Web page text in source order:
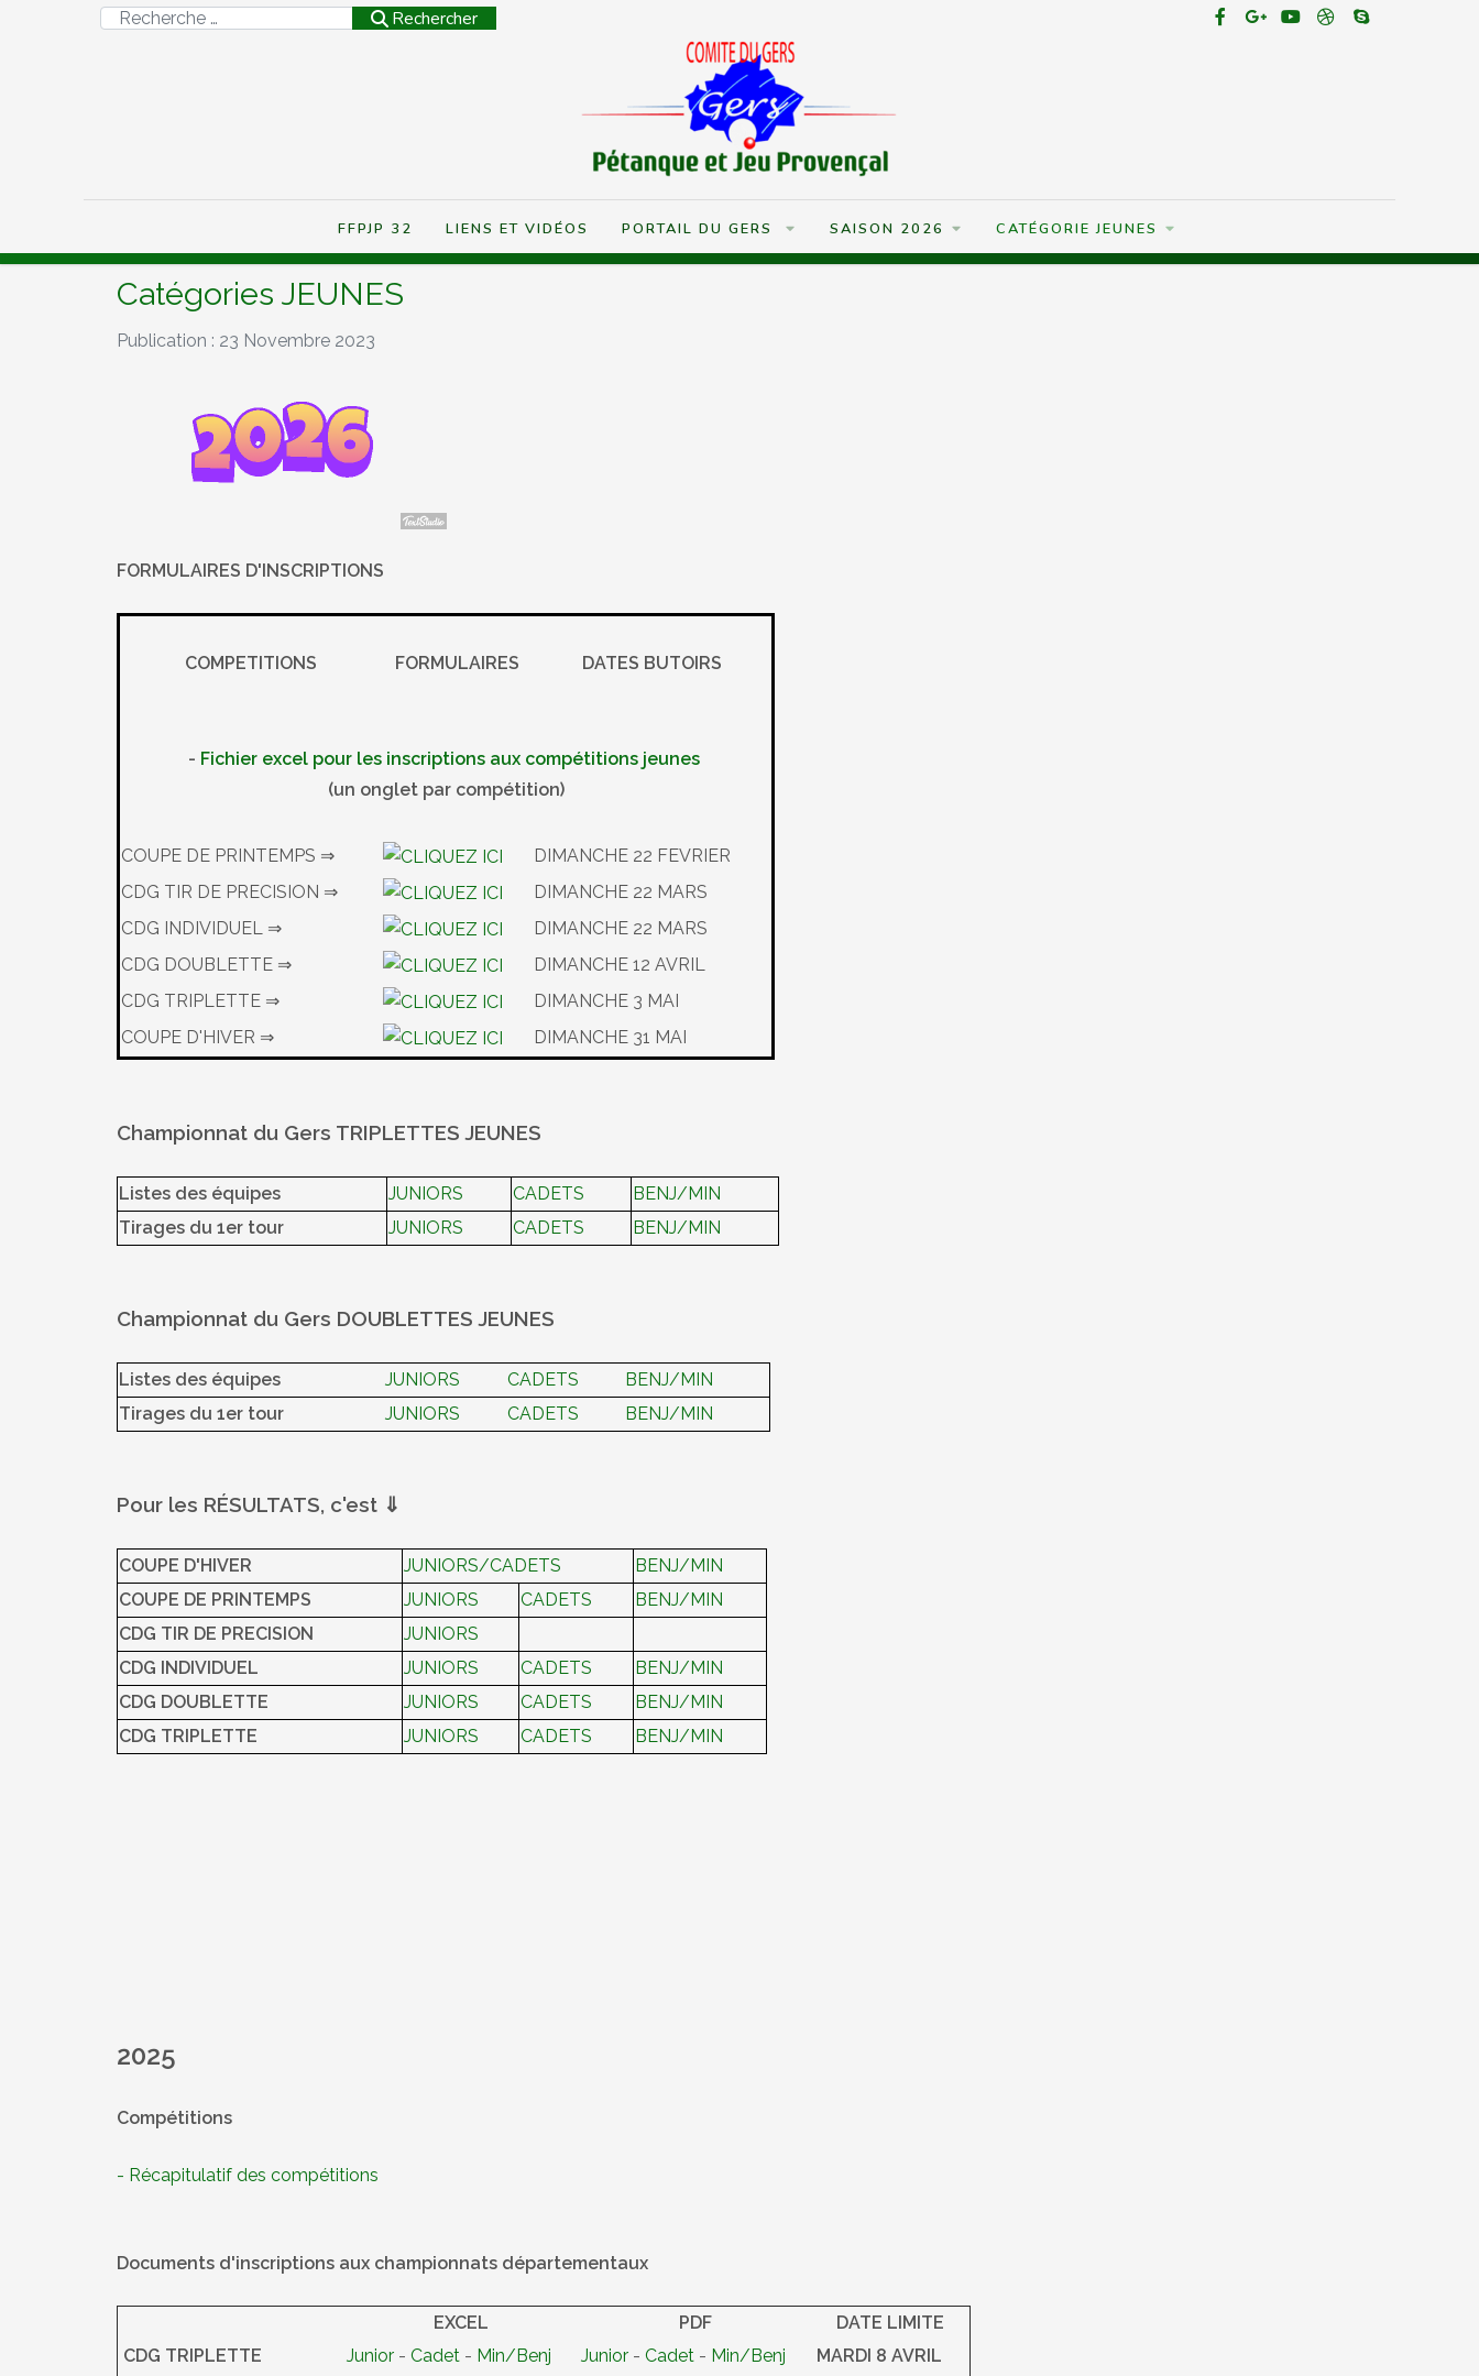
Rechercher Rechercher
FFPJP 32 LIENS ET VIDÉOS PORTAIL DU GERS SAISON 2026 CATÉGORIE JEUNES
Catégories JEUNES
Publication : 23 Novembre 2023
FORMULAIRES D'INSCRIPTIONS
COMPETITIONS FORMULAIRES DATES BUTOIRS
- Fichier excel pour les inscriptions aux compétitions jeunes
(un onglet par compétition)
COUPE DE PRINTEMPS ⇒
DIMANCHE 22 FEVRIER
CDG TIR DE PRECISION ⇒
DIMANCHE 22 MARS
CDG INDIVIDUEL ⇒
DIMANCHE 22 MARS
CDG DOUBLETTE ⇒
DIMANCHE 12 AVRIL
CDG TRIPLETTE ⇒
DIMANCHE 3 MAI
COUPE D'HIVER ⇒
DIMANCHE 31 MAI
Championnat du Gers TRIPLETTES JEUNES
Listes des équipes JUNIORS CADETS
BENJ/MIN
Tirages du 1er tour
JUNIORS CADETS BENJ/MIN
Championnat du Gers DOUBLETTES JEUNES
Listes des équipes JUNIORS CADETS
BENJ/MIN
Tirages du 1er tour
JUNIORS CADETS BENJ/MIN
Pour les RÉSULTATS, c'est ⇓
COUPE D'HIVER JUNIORS/CADETS
BENJ/MIN
COUPE DE PRINTEMPS
JUNIORS CADETS
BENJ/MIN
CDG TIR DE PRECISION
JUNIORS
CDG INDIVIDUEL
JUNIORS CADETS
BENJ/MIN
CDG DOUBLETTE
JUNIORS CADETS
BENJ/MIN
CDG TRIPLETTE
JUNIORS CADETS BENJ/MIN
2025
Compétitions
- Récapitulatif des compétitions
Documents d'inscriptions aux championnats départementaux
EXCEL PDF
DATE LIMITE
CDG TRIPLETTE
Junior - Cadet - Min/Benj Junior - Cadet - Min/Benj MARDI 8 AVRIL